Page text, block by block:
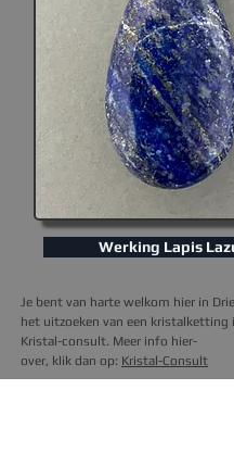
Werking Lapis
Je bent van harte welkom hier in
het uitzoeken van een kristalketting
Kristal-consult. Meer info hier-
over, klik dan op: Kristal-Consult